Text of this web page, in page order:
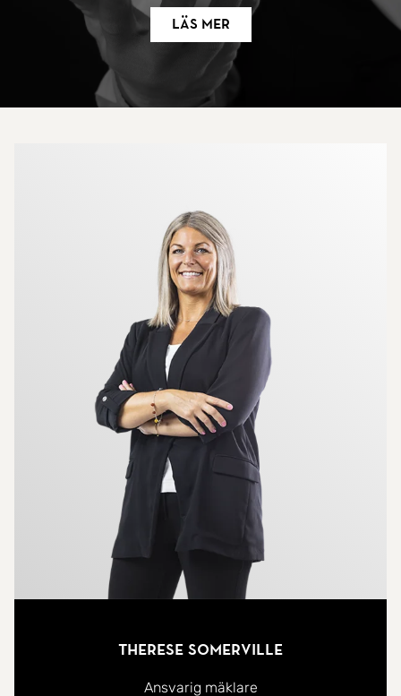
Läs mer
Therese Somerville
Ansvarig mäklare